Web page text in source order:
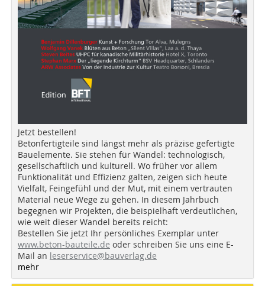
Jetzt bestellen!
Betonfertigteile sind längst mehr als präzise gefertigte
Bauelemente. Sie stehen für Wandel: technologisch,
gesellschaftlich und kulturell. Wo früher vor allem
Funktionalität und Effizienz galten, zeigen sich heute
Vielfalt, Feingefühl und der Mut, mit einem vertrauten
Material neue Wege zu gehen. In diesem Jahrbuch
begegnen wir Projekten, die beispielhaft verdeutlichen,
wie weit dieser Wandel bereits reicht:
Bestellen Sie jetzt Ihr persönliches Exemplar unter
www.beton-bauteile.de oder schreiben Sie uns eine E-
Mail an leserservice@bauverlag.de
mehr